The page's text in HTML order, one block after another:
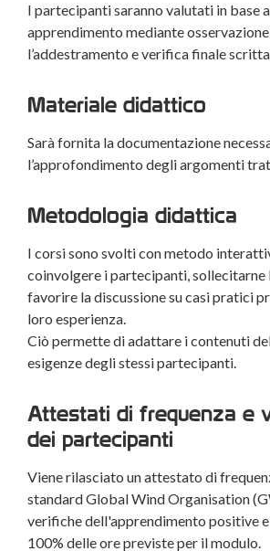
I partecipanti saranno valutati in base
apprendimento mediante
l’addestramento e verifica finale
Materiale didattico
Sarà fornita la documentazione
l’approfondimento degli argomenti
Metodologia didattica
I corsi sono svolti con metodo
coinvolgere i partecipanti, sollecitarne
favorire la discussione su casi pratici
loro esperienza.
Ciò permette di adattare i contenuti
esigenze degli stessi partecipanti.
Attestati di frequenza e
dei partecipanti
Viene rilasciato un attestato di
standard Global Wind Organisation
verifiche dell'apprendimento positive
100% delle ore previste per il modulo.